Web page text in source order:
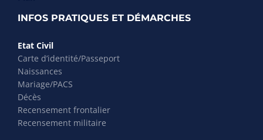
INFOS PRATIQUES ET DÉMARCHES
Etat Civil
Carte d’identité/Passeport
Naissances
Mariage/PACS
Décès
Recensement frontalier
Recensement militaire